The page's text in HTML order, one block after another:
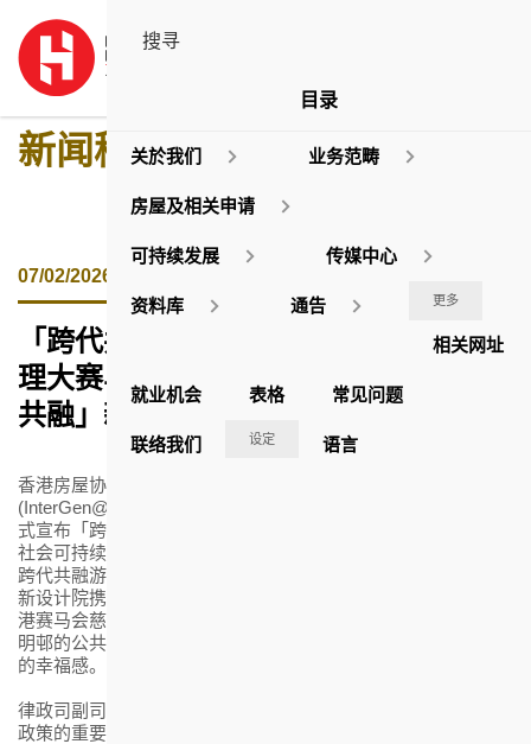
新闻稿
07/02/2026
「跨代共融在房协」正式启动 暨房协伙
理大赛马会社会创新设计院 开创「跨代
共融」新篇章
香港房屋协会(房协)今日(2月7日)举行「跨代共融在房协」
(InterGen@HS)启动礼暨乙明邨跨代共融游乐空间开幕典礼，正
式宣布「跨代共融」理念将贯穿房协的主要业务发展，为促进
社会可持续发展揭开新一页。率先登场的全港首个专门设计的
跨代共融游乐空间，由房协与香港理工大学(理大)赛马会社会创
新设计院携手合作创造。理大赛马会社会创新设计院早前获香
港赛马会慈善信托基金捐助，支持游乐空间的设计，把沙田乙
明邨的公共空间全新规划成连系跨代的游乐好去处，提升居民
的幸福感。
律政司副司长张国钧博士主礼时表示：「房协是政府推展房屋
政策的重要合作伙伴，一直致力协助社会解决住屋问题。政府
目录
关於我们 业务范畴
房屋及相关申请
可持续发展 传媒中心
资料库 通告 更多
相关网址
就业机会 表格 常见问题
联络我们 设定 语言